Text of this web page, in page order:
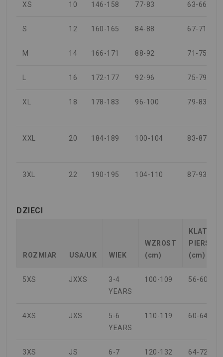
XS 10 146-158 77-83 63-66
S 12 160-165 84-88 67-71
M 14 166-171 88-92 71-75
16 172-177 92-96 75-79
XL 18 178-183 96-100 79-83
XXL 20 184-189 100-104 83-87
3XL 22 190-195 104-110 87-93
DZIECI
ROZMIAR USA/UK WIEK
WZROST
(cm)
KLATKA
(cm)
5XS JXXS
3-4
YEARS
100-109 56-60
4XS JXS
5-6
YEARS
110-119 60-64
3XS JS
6-7
120-132 64-72